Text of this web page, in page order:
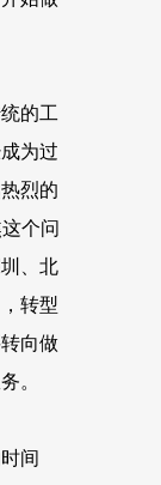
的工
为过
烈的
个问
、北
转型
向做
。
间